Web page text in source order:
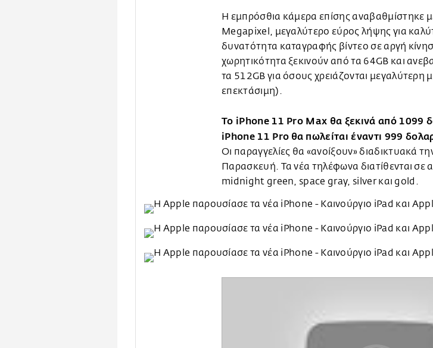
Η εμπρόσθια κάμερα επίσης αναβαθμίστηκε
Megapixel, μεγαλύτερο εύρος λήψης για
δυνατότητα καταγραφής βίντεο σε αργή
χωρητικότητα ξεκινούν από τα 64GB και
τα 512GB για όσους χρειάζονται μεγαλύτερη
επεκτάσιμη).
Το iPhone 11 Pro Max θα ξεκινά από 1099
iPhone 11 Pro θα πωλείται έναντι 999
Οι παραγγελίες θα «ανοίξουν» διαδικτυακά
Παρασκευή. Τα νέα τηλέφωνα διατίθενται σε
midnight green, space gray, silver και gold.